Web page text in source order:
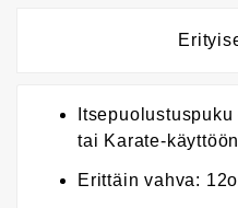
tai Karate-
Erittäin vahva: